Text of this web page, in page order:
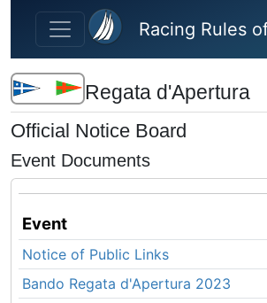
Skip to main content
Racing Rules
Regata d'Apertura
Official Notice Board
Event Documents
Event
Notice of Public Links
Bando Regata d'Apertura 2023